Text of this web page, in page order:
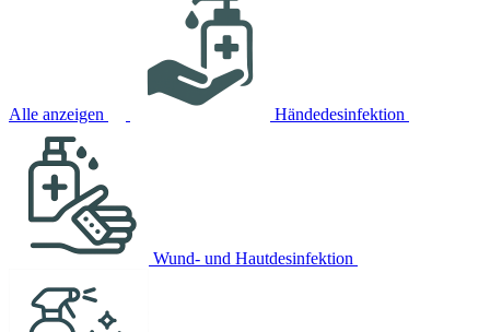
Alle anzeigen Händedesinfektion
Wund- und Hautdesinfektion